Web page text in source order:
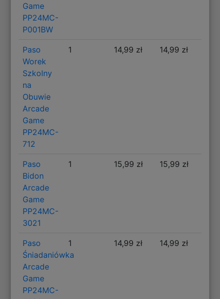
Game
PP24MC-
P001BW
Paso
Worek
Szkolny
na
Obuwie
Arcade
Game
PP24MC-
712
1 14,99 zł 14,99 zł
Paso
Bidon
Arcade
Game
PP24MC-
3021
1 15,99 zł 15,99 zł
Paso
Śniadaniówka
Arcade
Game
PP24MC-
1 14,99 zł 14,99 zł